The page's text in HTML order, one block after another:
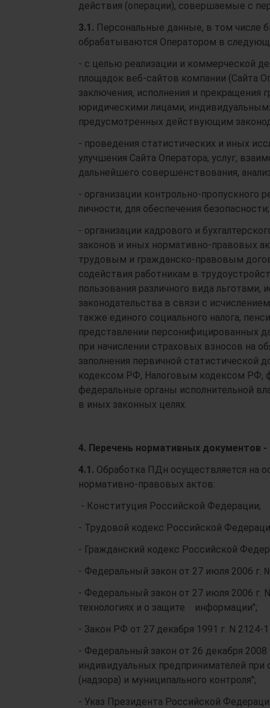
действия (операции), совершаемые с
3.1. Персональные данные, в том числе
обрабатываются Оператором в
- с целью реализации и коммерческой
площадок веб-сайтов компании (Сайта
заключения, исполнения и
юридическими лицами,
предусмотренных действующим
- проведения статистических и иных
улучшения Сайта Оператора, услуг,
дальнейшего совершенствования,
- организации контрольно-пропускного
личности, для обеспечения безопасности;
- организации кадрового и
законов и иных нормативно-правовых
трудовым и гражданско-правовым
содействия работникам в
пользования различного вида льготами,
законодательства в связи с
также единого социального налога,
представлении персонифицированных
при начислении страховых взносов на
заполнения первичной
кодексом РФ, Налоговым кодексом РФ,
федеральные органы исполнительной
в иных законных целях.
4. Перечень нормативных документов
4.1. Обработка ПДн осуществляется на
нормативно-правовых актов:
- Конституция Российской Федерации;
- Трудовой кодекс Российской
- Гражданский кодекс Российской
- Федеральный закон от 27 июля 2006
- Федеральный закон от 27 июля 2006
технологиях и о защите информации";
- Закон РФ от 27 декабря 1991 г. N
- Федеральный закон от 26 декабря
индивидуальных предпринимателей при
(надзора) и муниципального контроля";
- Указ Президента Российской